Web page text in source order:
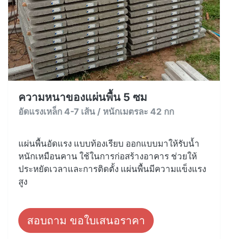
ความหนาของแผ่นพื้น 5 ซม
อัดแรงเหล็ก 4-7 เส้น / หนักเมตรละ 42 กก
แผ่นพื้นอัดแรง แบบท้องเรียบ ออกแบบมาให้รับน้ำ
หนักเหมือนคาน ใช้ในการก่อสร้างอาคาร ช่วยให้
ประหยัดเวลาและการติดตั้ง แผ่นพื้นมีความแข็งแรง
สูง
สอบถาม ขอใบเสนอราคา